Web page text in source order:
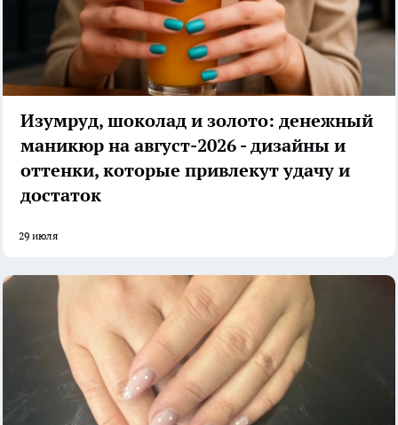
Изумруд, шоколад и золото: денежный
маникюр на август-2026 - дизайны и
оттенки, которые привлекут удачу и
достаток
29 июля